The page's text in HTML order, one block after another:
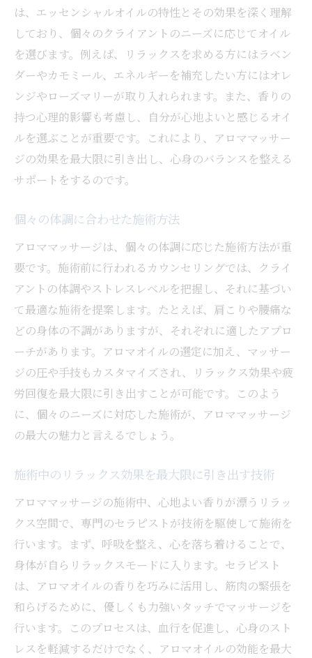
は、エッセンシャルオイルの特性とその効果を深く理解
しており、個々のクライアントのニーズに応じてオイル
を選びます。例えば、リラックスを求める方にはラベン
ダーやカモミール、エネルギーを補充したい方にはオレ
ンジやローズマリーが取り入れられます。また、香りの
持つ心理的影響も考慮し、自分が心地よいと感じるオイ
ルを選ぶことが重要です。これにより、アロママッサー
ジの効果を最大限に引き出し、心身のバランスを整える
サポートをするのです。
個々の体調に合わせた施術方法
アロママッサージは、個々の体調に応じた施術方法が重
要です。施術前に行われるカウンセリングでは、クライ
アントの体調やストレスレベルを把握し、それに基づい
て最適な施術を提案します。たとえば、肩こりや腰痛な
どの身体の不調がありますが、それぞれに適したアプロ
ーチがあります。アロマオイルの選定に加え、マッサー
ジの圧や手技もカスタマイズされ、リラックス効果や疲
労回復を最大限に引き出すことが可能です。このよう
に、個々のニーズに対応した施術が、アロママッサージ
の最大の魅力と言えるでしょう。
施術中のリラックス効果を最大限に引き出す技術
アロママッサージの施術中、心地よい香りが漂うリラッ
クス空間で、専門のセラピストが技術を駆使して施術を
行います。まず、呼吸を整え、心を落ち着けることで、
身体が自らリラックスモードに入ります。セラピスト
は、アロマオイルの香りを巧みに活用し、筋肉の緊張を
和らげるために、優しくも力強いタッチでマッサージを
行います。このプロセスは、血行を促進し、心身のスト
レスを軽減するだけでなく、アロマオイルの効能を最大